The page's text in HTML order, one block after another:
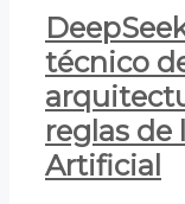
técnico
reglas de
Artificial